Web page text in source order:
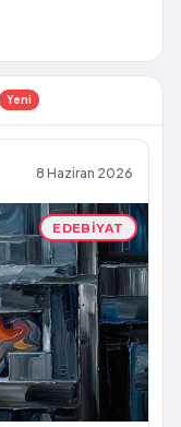
Yeni
8 Haziran 2026
EDEBIYAT